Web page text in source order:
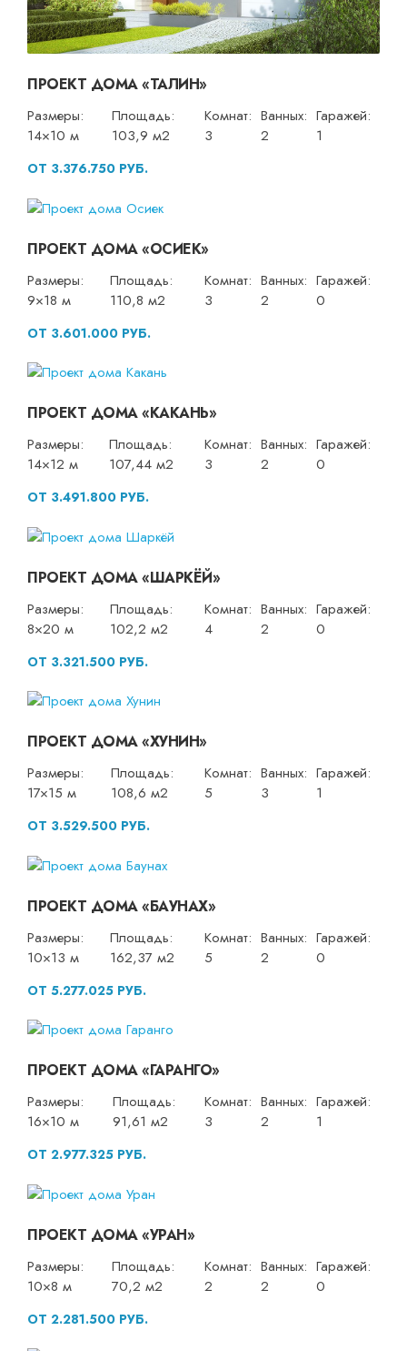
ПРОЕКТ ДОМА «ТАЛИН»
Размеры:
14×10 м
Площадь:
103,9 м2
Комнат:
3
Ванных:
2
Гаражей:
1
ОТ 3.376.750 РУБ.
ПРОЕКТ ДОМА «ОСИЕК»
Размеры:
9×18 м
Площадь:
110,8 м2
Комнат:
3
Ванных:
2
Гаражей:
0
ОТ 3.601.000 РУБ.
ПРОЕКТ ДОМА «КАКАНЬ»
Размеры:
14×12 м
Площадь:
107,44 м2
Комнат:
3
Ванных:
2
Гаражей:
0
ОТ 3.491.800 РУБ.
ПРОЕКТ ДОМА «ШАРКЁЙ»
Размеры:
8×20 м
Площадь:
102,2 м2
Комнат:
4
Ванных:
2
Гаражей:
0
ОТ 3.321.500 РУБ.
ПРОЕКТ ДОМА «ХУНИН»
Размеры:
17×15 м
Площадь:
108,6 м2
Комнат:
5
Ванных:
3
Гаражей:
1
ОТ 3.529.500 РУБ.
ПРОЕКТ ДОМА «БАУНАХ»
Размеры:
10×13 м
Площадь:
162,37 м2
Комнат:
5
Ванных:
2
Гаражей:
0
ОТ 5.277.025 РУБ.
ПРОЕКТ ДОМА «ГАРАНГО»
Размеры:
16×10 м
Площадь:
91,61 м2
Комнат:
3
Ванных:
2
Гаражей:
1
ОТ 2.977.325 РУБ.
ПРОЕКТ ДОМА «УРАН»
Размеры:
10×8 м
Площадь:
70,2 м2
Комнат:
2
Ванных:
2
Гаражей:
0
ОТ 2.281.500 РУБ.